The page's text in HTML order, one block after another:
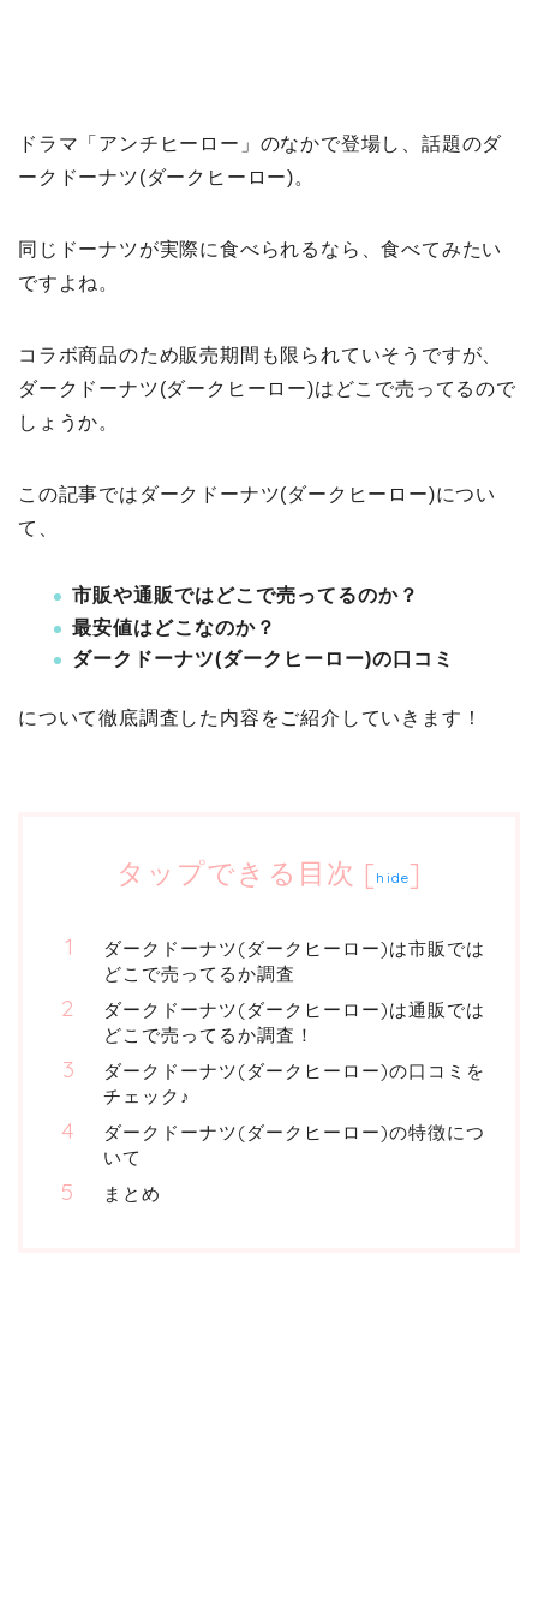
ドラマ「アンチヒーロー」のなかで登場し、話題のダ
ークドーナツ(ダークヒーロー)。
同じドーナツが実際に食べられるなら、食べてみたい
ですよね。
コラボ商品のため販売期間も限られていそうですが、
ダークドーナツ(ダークヒーロー)はどこで売ってるので
しょうか。
この記事ではダークドーナツ(ダークヒーロー)につい
て、
市販や通販ではどこで売ってるのか？
最安値はどこなのか？
ダークドーナツ(ダークヒーロー)の口コミ
について徹底調査した内容をご紹介していきます！
タップできる目次 [ hide]
ダークドーナツ(ダークヒーロー)は市販では
どこで売ってるか調査
ダークドーナツ(ダークヒーロー)は通販では
どこで売ってるか調査！
ダークドーナツ(ダークヒーロー)の口コミを
チェック♪
ダークドーナツ(ダークヒーロー)の特徴につ
いて
まとめ